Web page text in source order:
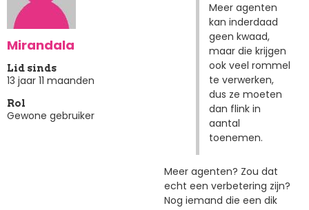
Mirandala
Lid sinds
13 jaar 11 maanden
Rol
Gewone gebruiker
Meer agenten
kan inderdaad
geen kwaad,
maar die krijgen
ook veel rommel
te verwerken,
dus ze moeten
dan flink in
aantal
toenemen.
Meer agenten? Zou dat
echt een verbetering zijn?
Nog iemand die een dik